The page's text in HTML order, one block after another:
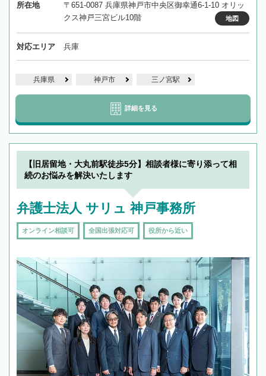
所在地
〒651-0087 兵庫県神戸市中央区御幸通6-1-10 オリッ
クス神戸三宮ビル10階
地図
対応エリア 兵庫
兵庫県 神戸市 三ノ宮駅
詳細を見る
【旧居留地・大丸前駅徒歩5分】相談者様に寄り添って相
続のお悩みを解決いたします
弁護士法人 サリュ 神戸事務所
オンライン相談可 全国出張対応可 役所から近い